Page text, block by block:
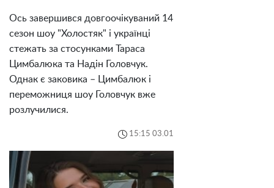
Ось завершився довгоочікуваний 14
сезон шоу "Холостяк" і українці
стежать за стосунками Тараса
Цимбалюка та Надін Головчук.
Однак є заковика – Цимбалюк і
переможниця шоу Головчук вже
розлучилися.
15:15 03.01